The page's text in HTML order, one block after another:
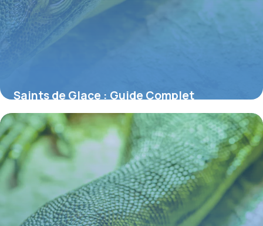
Saints de Glace : Guide Complet
Jardinage
29 juin 2026